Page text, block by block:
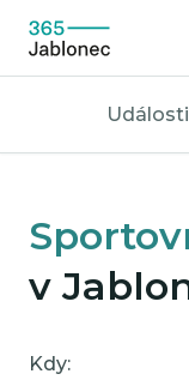
Události
v
Kdy: